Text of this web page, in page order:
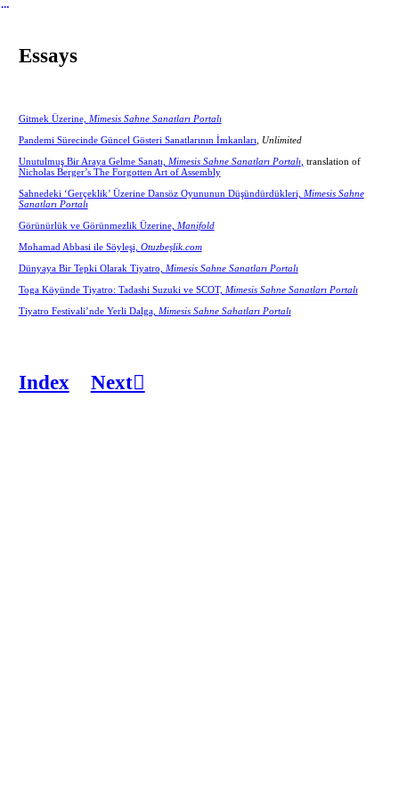
︎
Essays
Gitmek Üzerine, Mimesis Sahne Sanatları Portalı
Pandemi Sürecinde Güncel Gösteri Sanatlarının İmkanları
Unlimited
Unutulmuş Bir Araya Gelme Sanatı,
Mimesis Sahne Sanatları Portalı, translation of
Nicholas Berger’s The Forgotten Art of Assembly
Sahnedeki ‘Gerçeklik’ Üzerine Dansöz Oyununun Düşündürdükleri,
Mimesis Sahne
Sanatları Portalı
Görünürlük ve Görünmezlik Üzerine, Manifold
Mohamad Abbasi ile Söyleşi, Otuzbeşlik.com
Dünyaya Bir Tepki Olarak Tiyatro,
Mimesis Sahne Sanatları Portalı
Toga Köyünde Tiyatro: Tadashi Suzuki ve SCOT, Mimesis Sahne Sanatları Portalı
Tiyatro Festivali’nde Yerli Dalga, Mimesis Sahne Sahatları Portalı
Index Next︎